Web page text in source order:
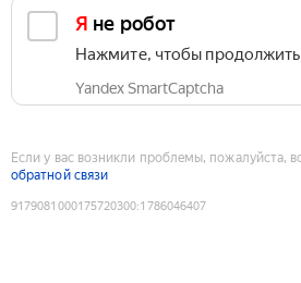
Я не робот
Нажмите, чтобы продолжить
Yandex SmartCaptcha
Если у вас возникли проблемы, пожалуйста,
обратной связи
9179081000175720300:1786046407